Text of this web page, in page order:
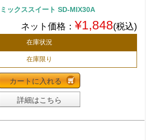
ックススイート SD-MIX30A
ネット価格： ¥1,848(税込)
在庫状況
在庫限り
カートに入れる
詳細はこちら